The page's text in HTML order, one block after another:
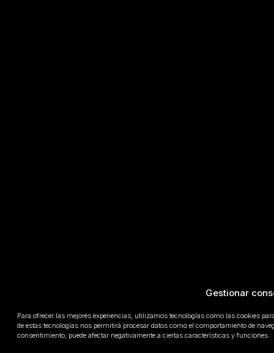
Gestionar
Para ofrecer las mejores experiencias, utilizamos tecnologías como las cookies
de estas tecnologías nos permitirá procesar datos como el comportamiento de
consentimiento, puede afectar negativamente a ciertas características y funciones.